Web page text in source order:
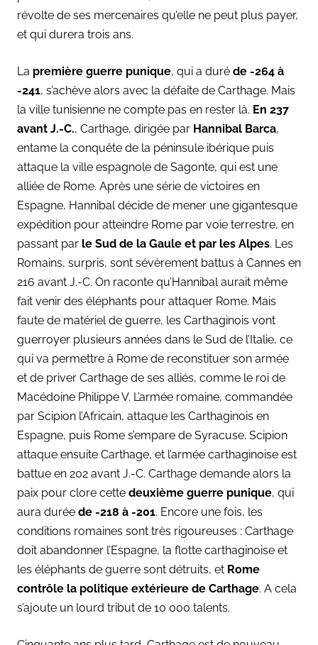
révolte de ses mercenaires qu’elle ne peut plus payer,
et qui durera trois ans.
La première guerre punique, qui a duré de -264 à
-241, s’achève alors avec la défaite de Carthage. Mais
la ville tunisienne ne compte pas en rester là. En 237
avant J.-C., Carthage, dirigée par Hannibal Barca,
entame la conquête de la péninsule ibérique puis
attaque la ville espagnole de Sagonte, qui est une
alliée de Rome. Après une série de victoires en
Espagne, Hannibal décide de mener une gigantesque
expédition pour atteindre Rome par voie terrestre, en
passant par le Sud de la Gaule et par les Alpes. Les
Romains, surpris, sont sévèrement battus à Cannes en
216 avant J.-C. On raconte qu’Hannibal aurait même
fait venir des éléphants pour attaquer Rome. Mais
faute de matériel de guerre, les Carthaginois vont
guerroyer plusieurs années dans le Sud de l’Italie, ce
qui va permettre à Rome de reconstituer son armée
et de priver Carthage de ses alliés, comme le roi de
Macédoine Philippe V. L’armée romaine, commandée
par Scipion l’Africain, attaque les Carthaginois en
Espagne, puis Rome s’empare de Syracuse. Scipion
attaque ensuite Carthage, et l’armée carthaginoise est
battue en 202 avant J.-C. Carthage demande alors la
paix pour clore cette deuxième guerre punique, qui
aura durée de -218 à -201. Encore une fois, les
conditions romaines sont très rigoureuses : Carthage
doit abandonner l’Espagne, la flotte carthaginoise et
les éléphants de guerre sont détruits, et Rome
contrôle la politique extérieure de Carthage. A cela
s’ajoute un lourd tribut de 10 000 talents.